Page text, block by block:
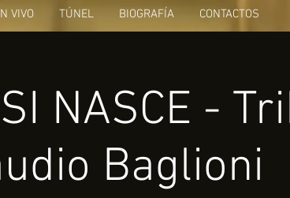
VIVO TÚNEL BIOGRAFÍA CONTACTOS
NASCE -
Baglioni